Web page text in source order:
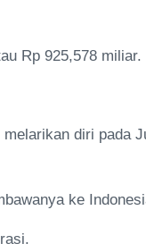
Rp 925,578 miliar.
diri pada
ke